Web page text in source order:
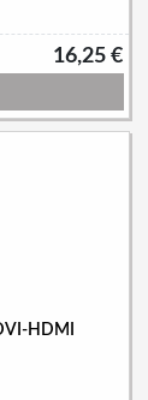
16,25 €
HDMI